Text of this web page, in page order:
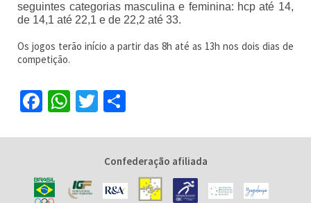
seguintes categorias masculina e feminina: hcp até 14,
de 14,1 até 22,1 e de 22,2 até 33.
Os jogos terão início a partir das 8h até as 13h nos dois dias de
competição.
Facebook
WhatsApp
Twitter
Confederação afiliada